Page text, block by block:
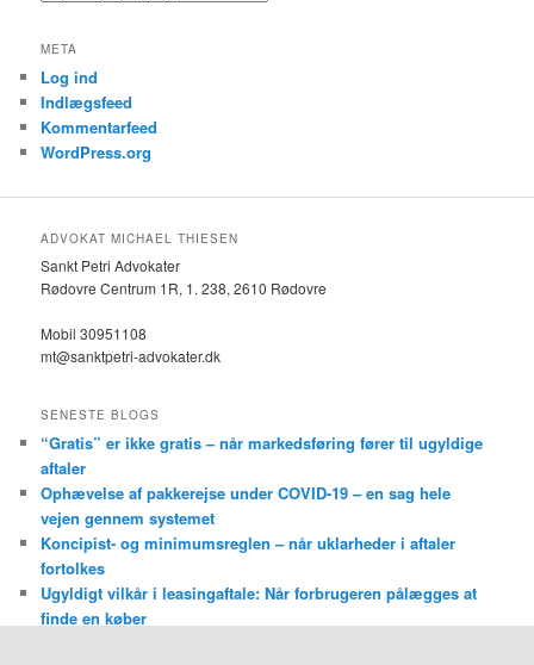
META
Log ind
Indlægsfeed
Kommentarfeed
WordPress.org
ADVOKAT MICHAEL THIESEN
Sankt Petri Advokater
Rødovre Centrum 1R, 1. 238, 2610 Rødovre
Mobil 30951108
mt@sanktpetri-advokater.dk
SENESTE BLOGS
“Gratis” er ikke gratis – når markedsføring fører til ugyldige
aftaler
Ophævelse af pakkerejse under COVID-19 – en sag hele
vejen gennem systemet
Koncipist- og minimumsreglen – når uklarheder i aftaler
fortolkes
Ugyldigt vilkår i leasingaftale: Når forbrugeren pålægges at
finde en køber